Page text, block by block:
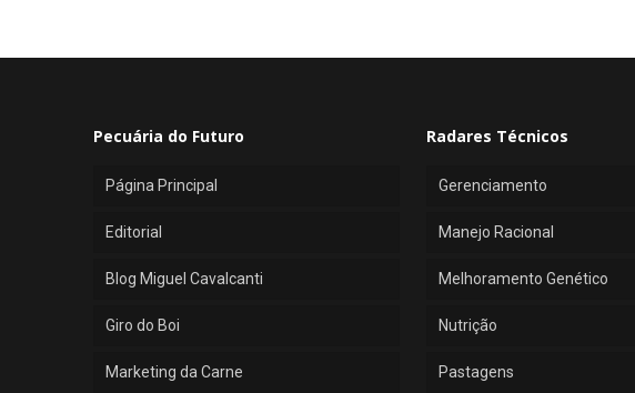
Pecuária do Futuro
Página Principal
Editorial
Blog Miguel Cavalcanti
Giro do Boi
Marketing da Carne
Radares Técnicos
Gerenciamento
Manejo Racional
Melhoramento Genético
Nutrição
Pastagens